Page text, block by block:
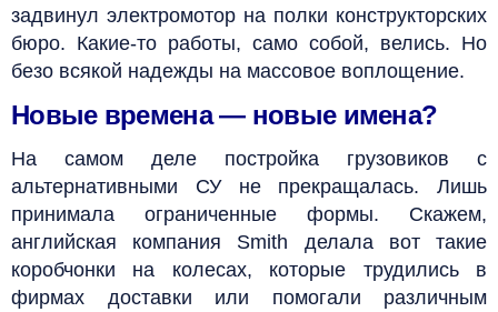
задвинул электромотор на полки конструкторских
бюро. Какие-то работы, само собой, велись. Но
безо всякой надежды на массовое воплощение.
Новые времена — новые имена?
На самом деле постройка грузовиков с
альтернативными СУ не прекращалась. Лишь
принимала ограниченные формы. Скажем,
английская компания Smith делала вот такие
коробчонки на колесах, которые трудились в
фирмах доставки или помогали различным